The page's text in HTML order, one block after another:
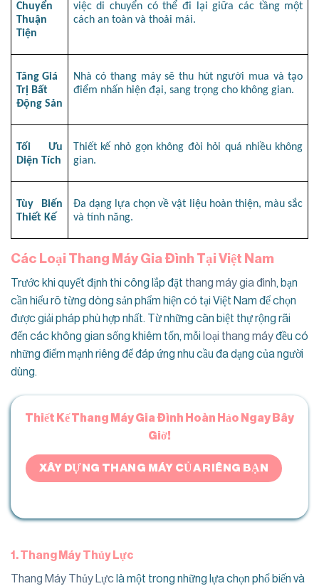
Chuyển
Thuận
Tiện
việc di chuyển có thể đi lại giữa các tầng một
cách an toàn và thoải mái.
Tăng Giá
Trị Bất
Động Sản
Nhà có thang máy sẽ thu hút người mua và tạo
điểm nhấn hiện đại, sang trọng cho không gian.
Tối Ưu
Diện Tích
Thiết kế nhỏ gọn không đòi hỏi quá nhiều không
gian.
Tùy Biến
Thiết Kế
Đa dạng lựa chọn về vật liệu hoàn thiện, màu sắc
và tính năng.
Các Loại Thang Máy Gia Đình Tại Việt Nam
Trước khi quyết định thi công lắp đặt thang máy gia đình, bạn
cần hiểu rõ từng dòng sản phẩm hiện có tại Việt Nam để chọn
được giải pháp phù hợp nhất. Từ những căn biệt thự rộng rãi
đến các không gian sống khiêm tốn, mỗi loại thang máyđều có
những điểm mạnh riêng để đáp ứng nhu cầu đa dạng của người
dùng.
Thiết Kế Thang Máy Gia Đình Hoàn Hảo Ngay Bây
Giờ!
XÂY DỰNG THANG MÁY CỦA RIÊNG BẠN
1. Thang Máy Thủy Lực
Thang Máy Thủy Lực là một trong những lựa chọn phổ biến và